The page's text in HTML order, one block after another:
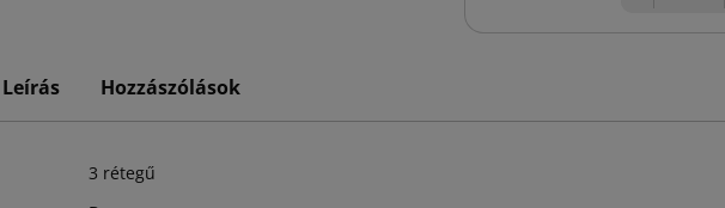
Leírás Hozzászólások
3 rétegű